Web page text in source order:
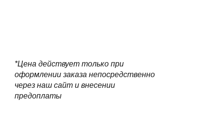
*Цена действует только при
оформлении заказа непосредственно
через наш сайт и внесении
предоплаты